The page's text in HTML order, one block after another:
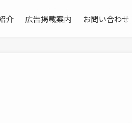
介 広告掲載案内 お問い合わせ